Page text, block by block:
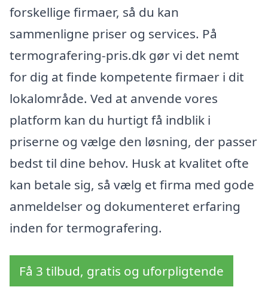
forskellige firmaer, så du kan
sammenligne priser og services. På
termografering-pris.dk gør vi det nemt
for dig at finde kompetente firmaer i dit
lokalområde. Ved at anvende vores
platform kan du hurtigt få indblik i
priserne og vælge den løsning, der passer
bedst til dine behov. Husk at kvalitet ofte
kan betale sig, så vælg et firma med gode
anmeldelser og dokumenteret erfaring
inden for termografering.
Få 3 tilbud, gratis og uforpligtende